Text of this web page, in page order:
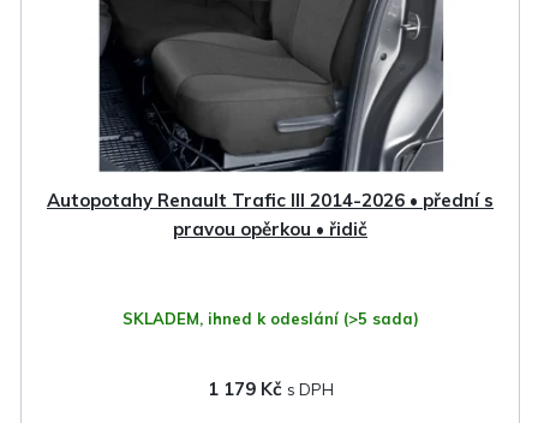
Autopotahy Renault Trafic III 2014-2026 • přední s
pravou opěrkou • řidič
SKLADEM, ihned k odeslání (>5 sada)
1 179 Kč